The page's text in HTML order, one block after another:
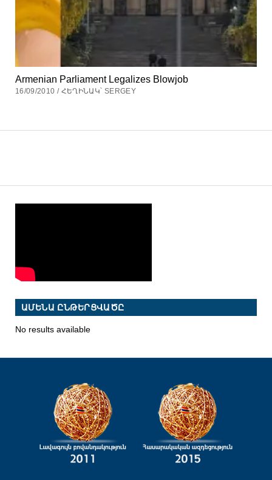
Armenian Parliament Legalizes Blowjob
16/09/2010 / ՀԵՂԻՆԱԿ՝ SERGEY
ԱՄԵՆԱ ԸՆԹԵՐՑՎԱԾԸ
No results available